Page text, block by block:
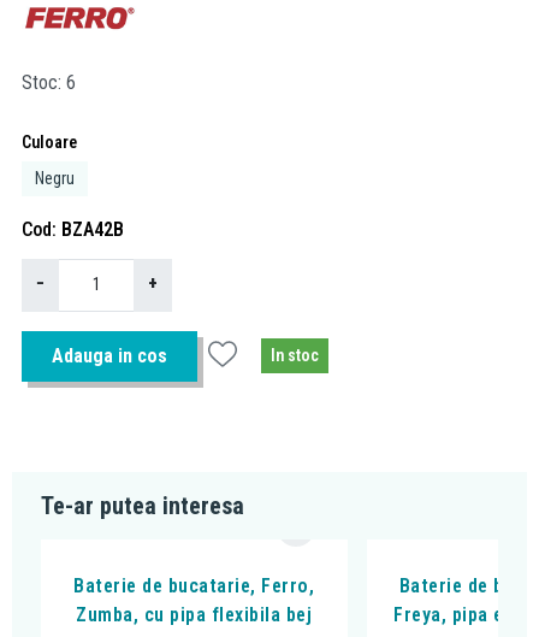
Stoc 6
Culoare
Negru
Cod BZA42B
− +
Adauga in cos In stoc
Te-ar putea interesa
Baterie de bucatarie, Ferro,
Zumba, cu pipa flexibila bej
Baterie de
Freya, pipa